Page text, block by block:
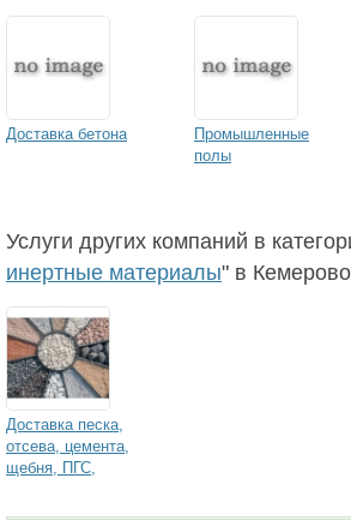
Доставка бетона
Промышленные
полы
Услуги других компаний в
инертные материалы" в Кемерово
Доставка песка,
отсева, цемента,
щебня, ПГС,